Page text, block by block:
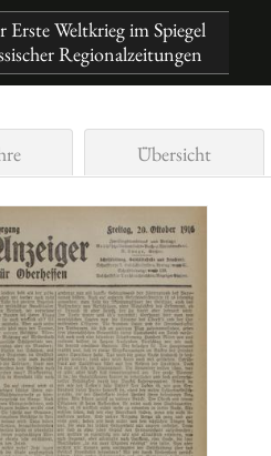
Erste Weltkrieg im Spiegel
Regionalzeitungen
Übersicht